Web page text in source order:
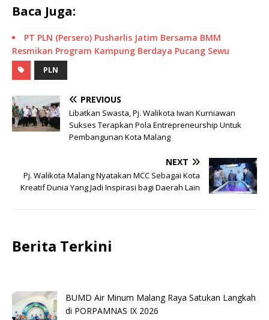
Baca Juga:
PT PLN (Persero) Pusharlis Jatim Bersama BMM
Resmikan Program Kampung Berdaya Pucang Sewu
PLN
PREVIOUS
Libatkan Swasta, Pj. Walikota Iwan Kurniawan
Sukses Terapkan Pola Entrepreneurship Untuk
Pembangunan Kota Malang
NEXT
Pj. Walikota Malang Nyatakan MCC Sebagai Kota
Kreatif Dunia Yang Jadi Inspirasi bagi Daerah Lain
Berita Terkini
BUMD Air Minum Malang Raya Satukan Langkah
di PORPAMNAS IX 2026